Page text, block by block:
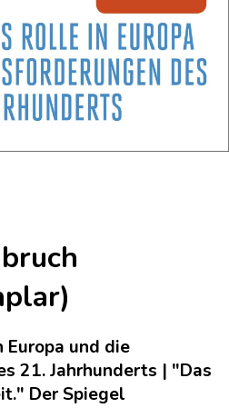
und die
21. Jahrhunderts | "Das
Der Spiegel